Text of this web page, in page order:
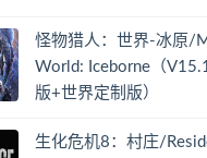
怪物猎人：世界-冰原/
World: Iceborne（
版+世界定制版）
生化危机8：村庄/